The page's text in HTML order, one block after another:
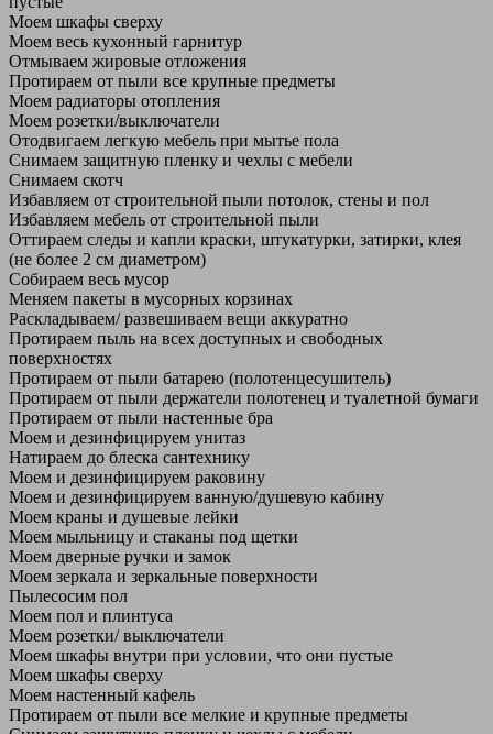
Моем шкафы сверху
Моем весь кухонный гарнитур
Отмываем жировые отложения
Протираем от пыли все крупные предметы
Моем радиаторы отопления
Моем розетки/выключатели
Отодвигаем легкую мебель при мытье пола
Снимаем защитную пленку и чехлы с мебели
Снимаем скотч
Избавляем от строительной пыли потолок, стены и пол
Избавляем мебель от строительной пыли
Оттираем следы и капли краски, штукатурки, затирки, клея
(не более 2 см диаметром)
Собираем весь мусор
Меняем пакеты в мусорных корзинах
Раскладываем/ развешиваем вещи аккуратно
Протираем пыль на всех доступных и свободных
поверхностях
Протираем от пыли батарею (полотенцесушитель)
Протираем от пыли держатели полотенец и туалетной бумаги
Протираем от пыли настенные бра
Моем и дезинфицируем унитаз
Натираем до блеска сантехнику
Моем и дезинфицируем раковину
Моем и дезинфицируем ванную/душевую кабину
Моем краны и душевые лейки
Моем мыльницу и стаканы под щетки
Моем дверные ручки и замок
Моем зеркала и зеркальные поверхности
Пылесосим пол
Моем пол и плинтуса
Моем розетки/ выключатели
Моем шкафы внутри при условии, что они пустые
Моем шкафы сверху
Моем настенный кафель
Протираем от пыли все мелкие и крупные предметы